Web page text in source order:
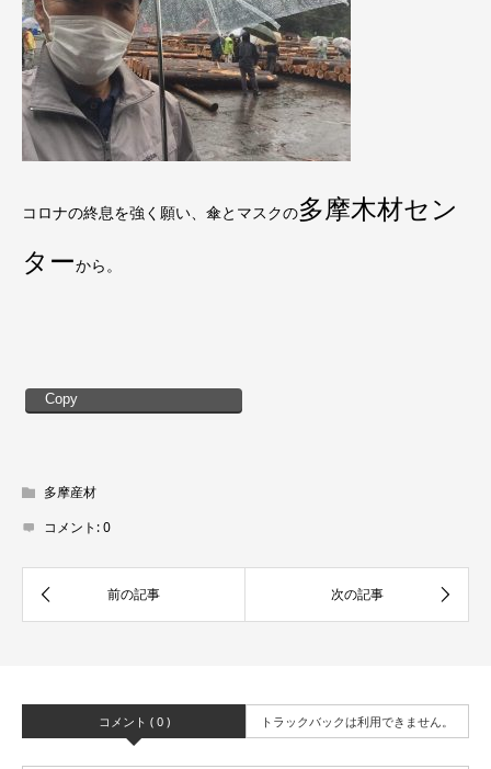
コロナの終息を強く願い、傘とマスクの多摩木材セン
ターから。
Copy
多摩産材
コメント:0
コメント ( 0 ) トラックバックは利用できません。